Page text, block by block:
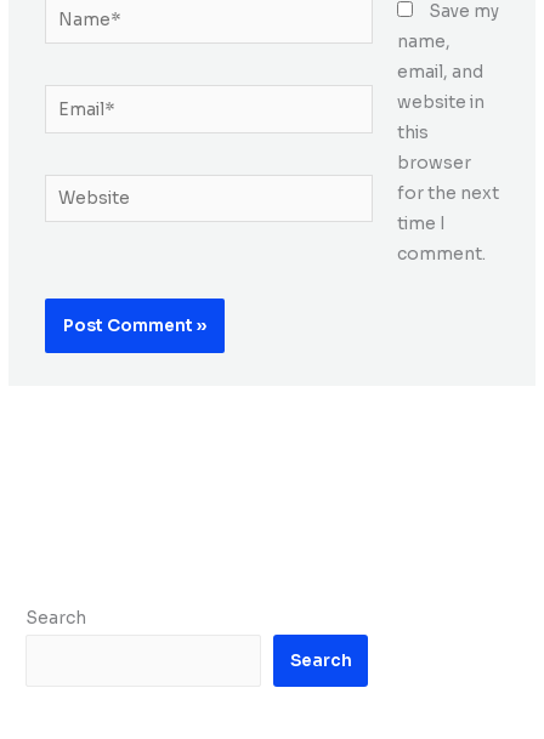
Name*
Email*
Website
Save my
name,
email, and
website in
this
browser
for the next
time I
comment.
Search
Search